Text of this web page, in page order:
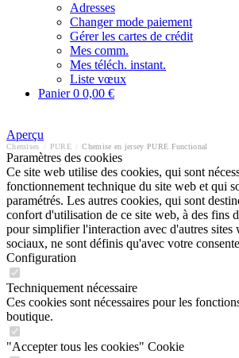
Adresses
Changer mode paiement
Gérer les cartes de crédit
Mes comm.
Mes téléch. instant.
Liste vœux
Panier0 0,00 €
Aperçu
Chemises PURE Chemise en jersey PURE Functional
Paramètres des cookies
Ce site web utilise des cookies, qui sont
fonctionnement technique du site web et qui
paramétrés. Les autres cookies, qui sont
confort d'utilisation de ce site web, à des fins
pour simplifier l'interaction avec d'autres sites
sociaux, ne sont définis qu'avec votre
Configuration
Techniquement nécessaire
Ces cookies sont nécessaires pour les
boutique.
"Accepter tous les cookies" Cookie